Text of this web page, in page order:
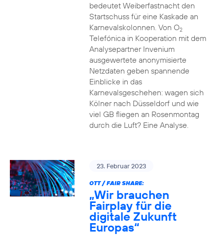
bedeutet Weiberfastnacht den
Startschuss für eine Kaskade an
Karnevalskolonnen. Von O2
Telefónica in Kooperation mit dem
Analysepartner Invenium
ausgewertete anonymisierte
Netzdaten geben spannende
Einblicke in das
Karnevalsgeschehen: wagen sich
Kölner nach Düsseldorf und wie
viel GB fliegen an Rosenmontag
durch die Luft? Eine Analyse.
23. Februar 2023
OTT / FAIR SHARE:
„Wir brauchen
Fairplay für die
digitale Zukunft
Europas“